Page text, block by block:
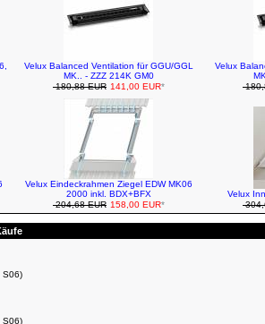
Velux Balanced Ventilation für GGU/GGL
MK.. - ZZZ 214K GM0
180,88 EUR 141,00 EUR*
Velux
Velux Eindeckrahmen Ziegel EDW MK06
2000 inkl. BDX+BFX
204,68 EUR 158,00 EUR*
Velux
S06)
S06)